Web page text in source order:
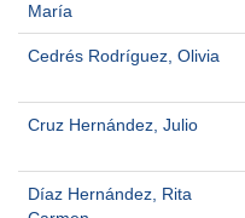
María
Cedrés Rodríguez, Olivia
Cruz Hernández, Julio
Díaz Hernández, Rita